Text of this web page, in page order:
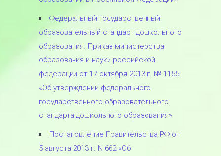
Федеральный государственный
образовательный стандарт дошкольного
образования. Приказ министерства
образования и науки российской
федерации от 17 октября 2013 г. № 1155
«Об утверждении федерального
государственного образовательного
стандарта дошкольного образования»
Постановление Правительства РФ от
5 августа 2013 г. N 662 «Об